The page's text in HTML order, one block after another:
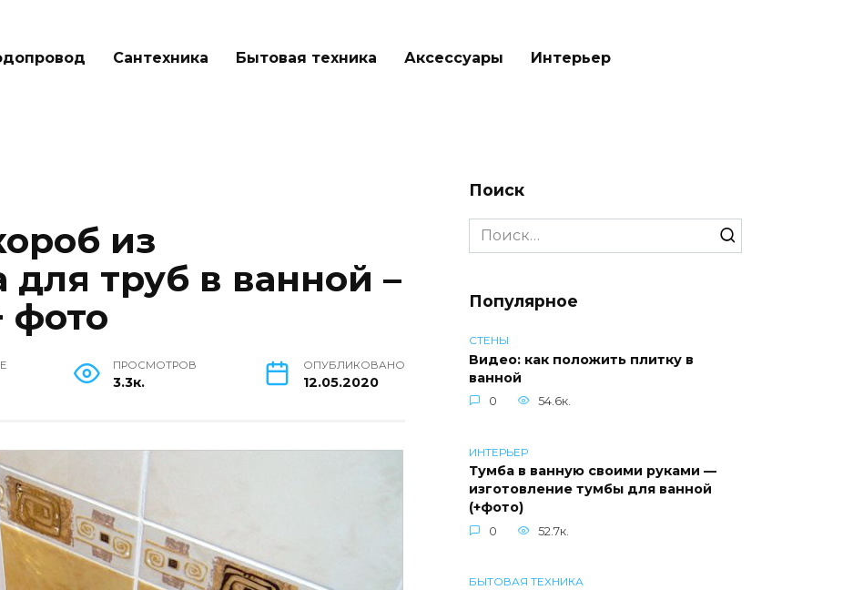
Сантехника Бытовая техника Аксессуары Интерьер
из
для труб в ванной –
фото
ПРОСМОТРОВ
3.3к.
ОПУБЛИКОВАНО
12.05.2020
Поиск
Search
for:
Популярное
СТЕНЫ
Видео: как положить плитку в
ванной
0 54.6к.
ИНТЕРЬЕР
Тумба в ванную своими руками —
изготовление тумбы для ванной
(+фото)
0 52.7к.
БЫТОВАЯ ТЕХНИКА